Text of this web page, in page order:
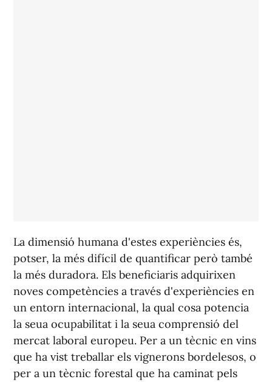
La dimensió humana d'estes experiències és,
potser, la més difícil de quantificar però també
la més duradora. Els beneficiaris adquirixen
noves competències a través d'experiències en
un entorn internacional, la qual cosa potencia
la seua ocupabilitat i la seua comprensió del
mercat laboral europeu. Per a un tècnic en vins
que ha vist treballar els vignerons bordelesos, o
per a un tècnic forestal que ha caminat pels